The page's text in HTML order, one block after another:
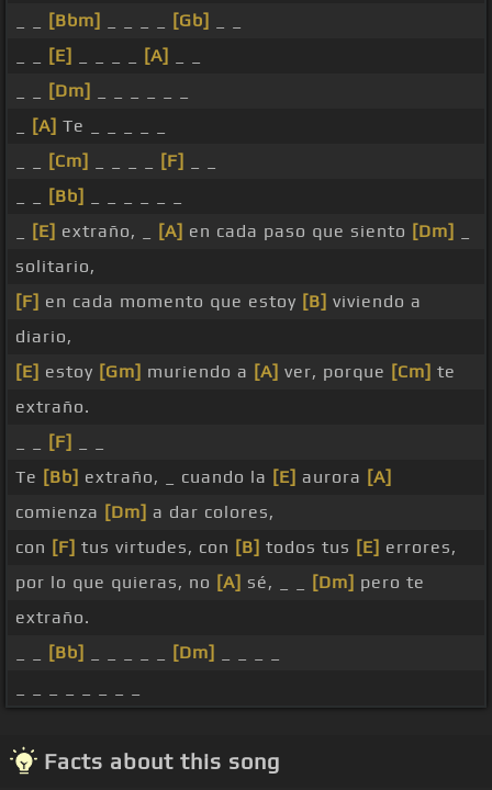
[Bbm] [Gb]
[E] [A]
[Dm]
[A] Te _ _ _ _ _
[Cm] [F]
[Bb]
[E] extraño, _ [A] en cada paso que siento [Dm]
solitario,
[F] en cada momento que estoy [B] viviendo a
diario,
[E] estoy [Gm] muriendo a [A] ver, porque [Cm] te
extraño.
[F]
Te [Bb] extraño, _ cuando la [E] aurora [A]
comienza [Dm] a dar colores,
con [F] tus virtudes, con [B] todos tus [E] errores,
por lo que quieras, no [A] sé, _ _ [Dm] pero te
extraño.
[Bb] [Dm]
Facts about this song